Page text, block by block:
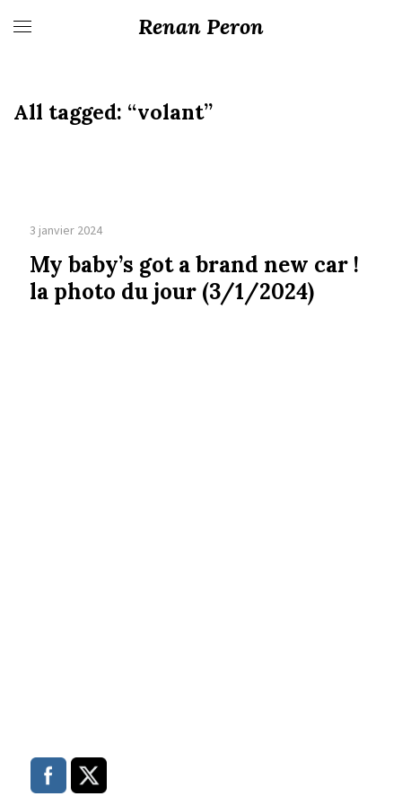
Renan Peron
All tagged: “volant”
3 janvier 2024
My baby’s got a brand new car !
la photo du jour (3/1/2024)